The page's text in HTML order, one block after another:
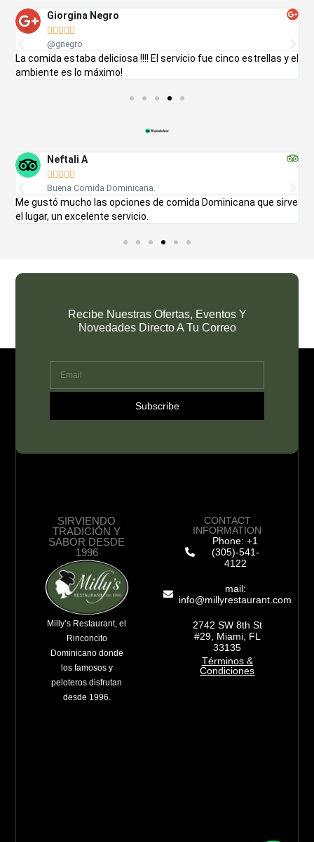
Giorgina Negro
    
@gnegro
La comida estaba deliciosa !!!! El servicio fue cinco estrellas y el
ambiente es lo máximo!
Neftali A
    
Buena Comida Dominicana.
Me gustó mucho las opciones de comida Dominicana que sirve
el lugar, un excelente servicio.
Recibe Nuestras Ofertas, Eventos Y
Novedades Directo A Tu Correo
Subscribe
SIRVIENDO
TRADICIÓN Y
SABOR DESDE
1996
Milly’s Restaurant, el
Rinconcito
Dominicano donde
los famosos y
peloteros disfrutan
desde 1996.
CONTACT
INFORMATION
Phone: +1
(305)-541-
4122
mail:
info@millyrestaurant.com
2742 SW 8th St
#29, Miami, FL
33135
Términos &
Condiciones